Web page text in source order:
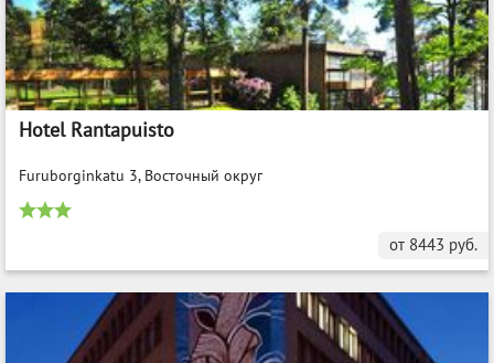
Hotel Rantapuisto
Furuborginkatu 3, Восточный округ
от 8443 руб.